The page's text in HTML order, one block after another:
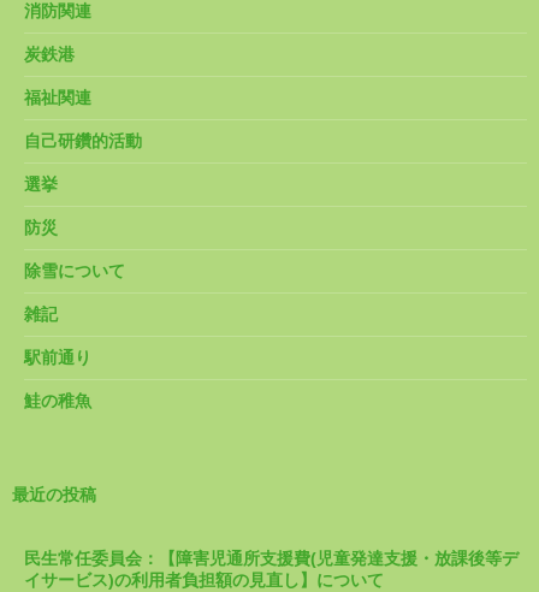
消防関連
炭鉄港
福祉関連
自己研鑽的活動
選挙
防災
除雪について
雑記
駅前通り
鮭の稚魚
最近の投稿
民生常任委員会：【障害児通所支援費(児童発達支援・放課後等デ
イサービス)の利用者負担額の見直し】について